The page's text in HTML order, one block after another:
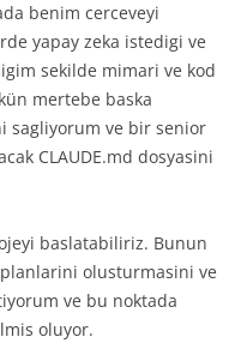
benim cerceveyi
yapay zeka istedigi ve
sekilde mimari ve kod
mertebe baska
sagliyorum ve bir senior
CLAUDE.md dosyasini
baslatabiliriz. Bunun
olusturmasini ve
ve bu noktada
oluyor.